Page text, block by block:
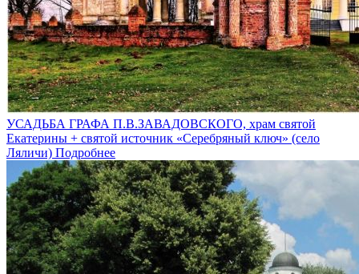
УСАДЬБА ГРАФА П.В.ЗАВАДОВСКОГО, храм святой
Екатерины + святой источник «Серебряный ключ» (село
Ляличи) Подробнее